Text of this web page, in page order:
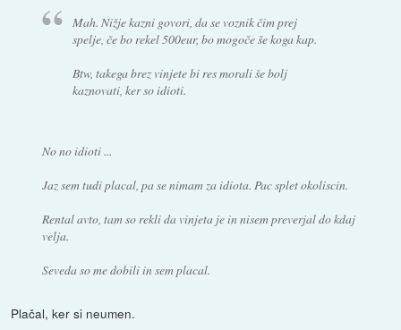
Mah. Nižje kazni govori, da se voznik čim prej
spelje, če bo rekel 500eur, bo mogoče še koga kap.
Btw, takega brez vinjete bi res morali še bolj
kaznovati, ker so idioti.
No no idioti ...
Jaz sem tudi placal, pa se nimam za idiota. Pac splet okoliscin.
Rental avto, tam so rekli da vinjeta je in nisem preverjal do kdaj
velja.
Seveda so me dobili in sem placal.
Plačal, ker si neumen.